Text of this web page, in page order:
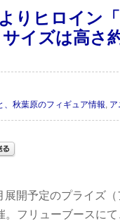
りヒロイン
イズは高さ
、秋葉原のフィギュア情報, ア
開予定のプライズ
。フリューブースに